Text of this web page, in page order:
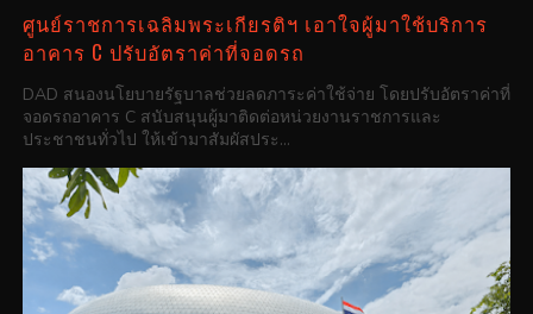
ศูนย์ราชการเฉลิมพระเกียรติฯ เอาใจผู้มาใช้บริการ
อาคาร C ปรับอัตราค่าที่จอดรถ
DAD สนองนโยบายรัฐบาลช่วยลดภาระค่าใช้จ่าย โดยปรับอัตราค่าที่
จอดรถอาคาร C สนับสนุนผู้มาติดต่อหน่วยงานราชการและ
ประชาชนทั่วไป ให้เข้ามาสัมผัสประ...